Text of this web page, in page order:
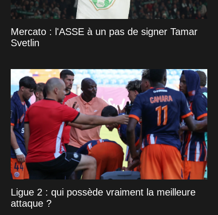
Mercato : l'ASSE à un pas de signer Tamar
Svetlin
Ligue 2 : qui possède vraiment la meilleure
attaque ?